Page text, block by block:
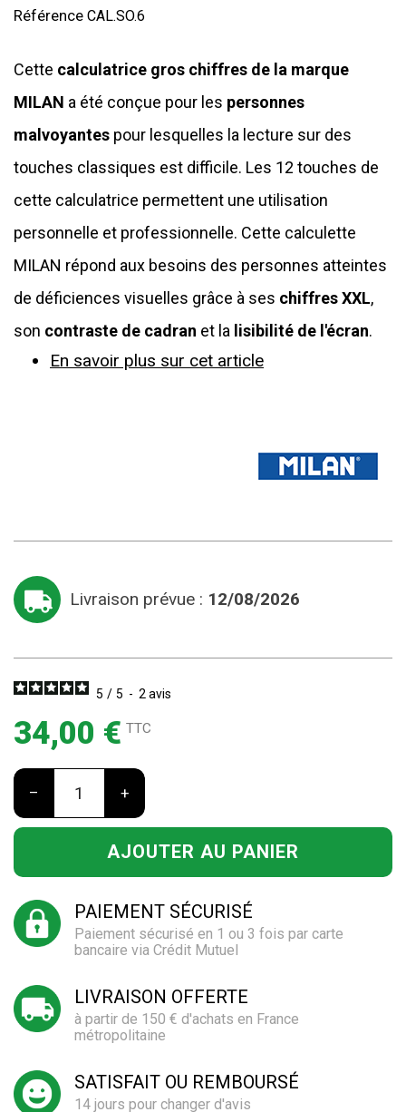
Référence CAL.SO.6
Cette calculatrice gros chiffres de la marque
MILAN a été conçue pour les personnes
malvoyantes pour lesquelles la lecture sur des
touches classiques est difficile. Les 12 touches de
cette calculatrice permettent une utilisation
personnelle et professionnelle. Cette calculette
MILAN répond aux besoins des personnes atteintes
de déficiences visuelles grâce à ses chiffres XXL,
son contraste de cadran et la lisibilité de l'écran.
En savoir plus sur cet article
Livraison prévue : 12/08/2026
5 / 5 - 2 avis
34,00 € TTC
– +
AJOUTER AU PANIER
PAIEMENT SÉCURISÉ
Paiement sécurisé en 1 ou 3 fois par carte
bancaire via Crédit Mutuel
LIVRAISON OFFERTE
à partir de 150 € d'achats en France
métropolitaine
SATISFAIT OU REMBOURSÉ
14 jours pour changer d'avis